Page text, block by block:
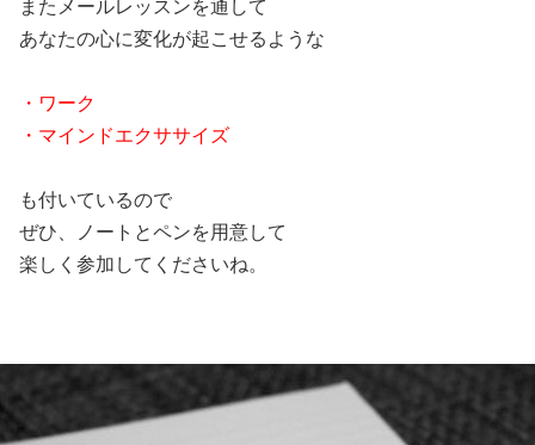
またメールレッスンを通して
あなたの心に変化が起こせるような
・ワーク
・マインドエクササイズ
も付いているので
ぜひ、ノートとペンを用意して
楽しく参加してくださいね。